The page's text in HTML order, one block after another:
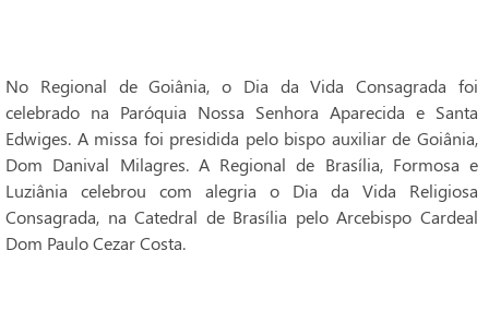
No Regional de Goiânia, o Dia da Vida Consagrada foi
celebrado na Paróquia Nossa Senhora Aparecida e Santa
Edwiges. A missa foi presidida pelo bispo auxiliar de Goiânia,
Dom Danival Milagres. A Regional de Brasília, Formosa e
Luziânia celebrou com alegria o Dia da Vida Religiosa
Consagrada, na Catedral de Brasília pelo Arcebispo Cardeal
Dom Paulo Cezar Costa.